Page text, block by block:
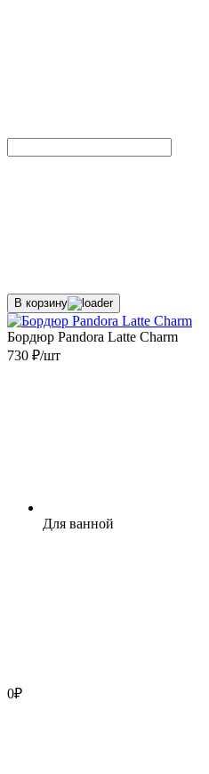
В корзину
Бордюр Pandora Latte Charm
730 ₽/шт
Для ванной
0₽